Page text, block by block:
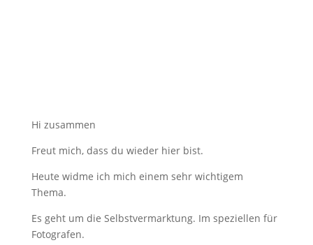
Hi zusammen
Freut mich, dass du wieder hier bist.
Heute widme ich mich einem sehr wichtigem
Thema.
Es geht um die Selbstvermarktung. Im speziellen für
Fotografen.